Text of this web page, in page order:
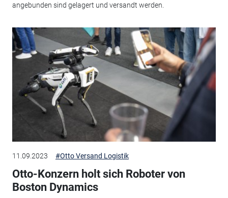
angebunden sind gelagert und versandt werden.
11.09.2023 #Otto Versand Logistik
Otto-Konzern holt sich Roboter von
Boston Dynamics